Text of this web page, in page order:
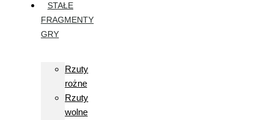
STAŁE
FRAGMENTY
GRY
Rzuty
rożne
Rzuty
wolne